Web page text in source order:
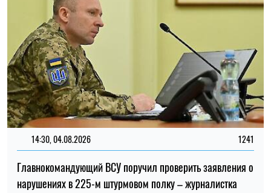
13:59, 03.08.2026